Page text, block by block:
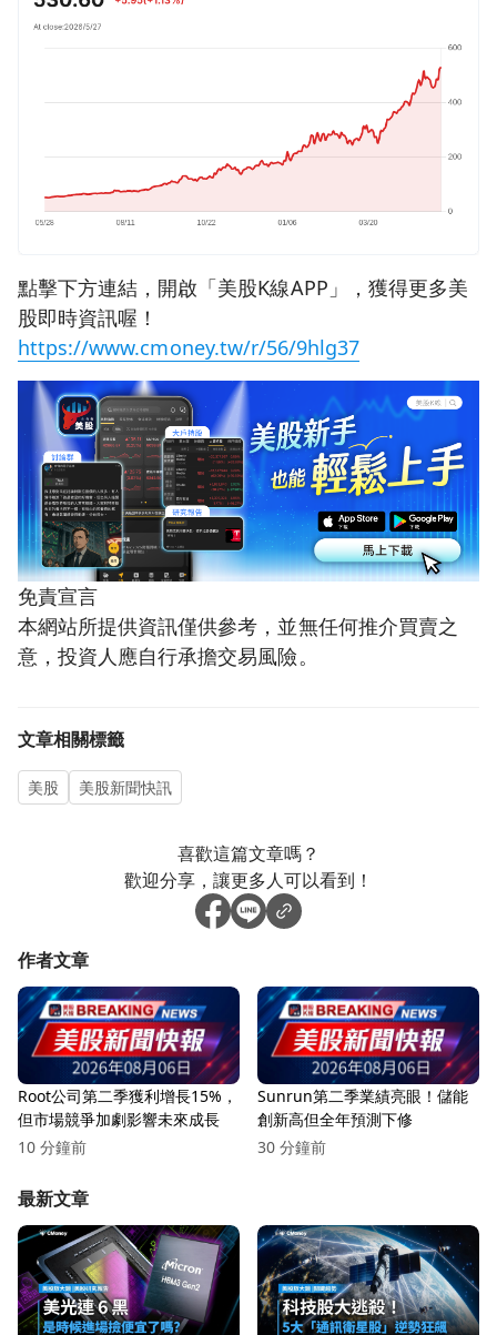
點擊下方連結，開啟「美股K線APP」，獲得更多美
股即時資訊喔！
https://www.cmoney.tw/r/56/9hlg37
免責宣言
本網站所提供資訊僅供參考，並無任何推介買賣之
意，投資人應自行承擔交易風險。
文章相關標籤
美股 美股新聞快訊
喜歡這篇文章嗎？
歡迎分享，讓更多人可以看到！
作者文章
Root公司第二季獲利增長15%，
但市場競爭加劇影響未來成長
10 分鐘前
Sunrun第二季業績亮眼！儲能
創新高但全年預測下修
30 分鐘前
最新文章